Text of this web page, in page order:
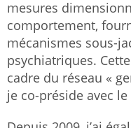
mesures
comportement,
mécanismes sous-
psychiatriques.
cadre du réseau «
je co-préside avec le